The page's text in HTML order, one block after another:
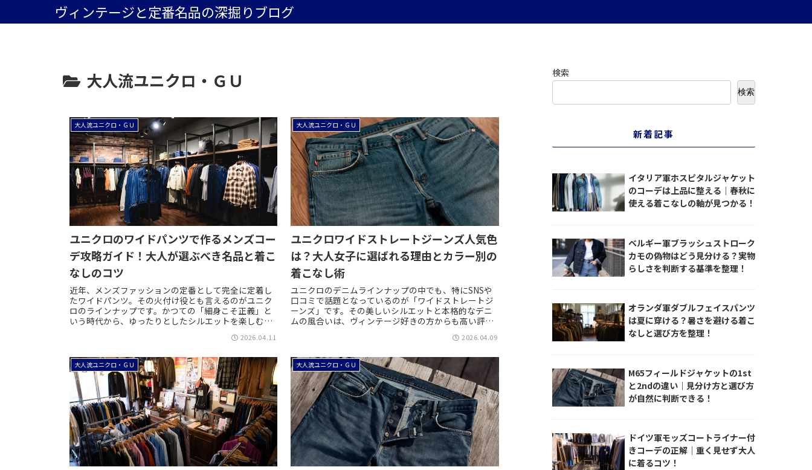
ヴィンテージと定番名品の深掘りブログ
大人流ユニクロ・ＧＵ
大人流ユニクロ・ＧＵ
ユニクロのワイドパンツで作るメンズコー
デ攻略ガイド！大人が選ぶべき名品と着こ
なしのコツ
近年、メンズファッションの定番として完全に定着し
たワイドパンツ。その火付け役とも言えるのがユニク
ロのラインナップです。かつての「細身こそ正義」と
いう時代から、ゆったりとしたシルエットを楽しむス
2026.04.11
大人流ユニクロ・ＧＵ
ユニクロワイドストレートジーンズ人気色
は？大人女子に選ばれる理由とカラー別の
着こなし術
ユニクロのデニムラインナップの中でも、特にSNSや
口コミで話題となっているのが「ワイドストレートジ
ーンズ」です。その美しいシルエットと本格的なデニ
ムの風合いは、ヴィンテージ好きの方からも高い評価
2026.04.09
大人流ユニクロ・ＧＵ 大人流ユニクロ・ＧＵ
検索
検索
新着記事
イタリア軍ホスピタルジャケット
のコーデは上品に整える｜春秋に
使える着こなしの軸が見つかる！
ベルギー軍ブラッシュストローク
カモの偽物はどう見分ける？実物
らしさを判断する基準を整理！
オランダ軍ダブルフェイスパンツ
は夏に穿ける？暑さを避ける着こ
なしと選び方を整理！
M65フィールドジャケットの1st
と2ndの違い｜見分け方と選び方
が自然に判断できる！
ドイツ軍モッズコートライナー付
きコーデの正解｜重く見せず大人
に着るコツ！